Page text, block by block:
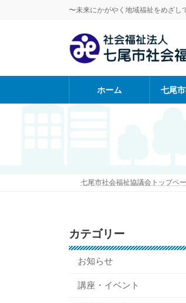
へ
キ
ョ
に
〜未来にかがやく地域福祉をめざし
ホーム 七尾
七尾市社会福祉協議会トップペ
カテゴリー
お知らせ
講座・イベント